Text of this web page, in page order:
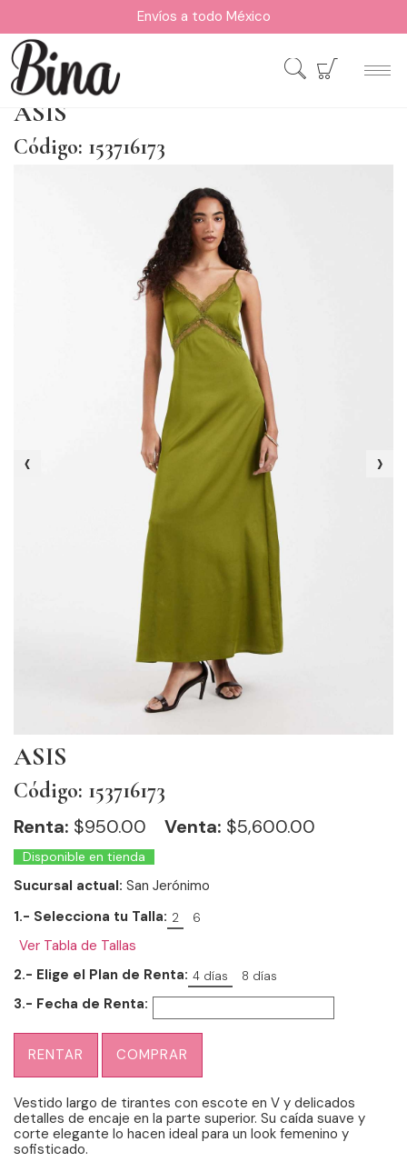
Envíos a todo México
ASIS
Código: 153716173
‹ ›
ASIS
Código: 153716173
Renta: $950.00 Venta: $5,600.00
Disponible en tienda
Sucursal actual: San Jerónimo
1.- Selecciona tu Talla: 2 6
Ver Tabla de Tallas
2.- Elige el Plan de Renta: 4 días 8 días
3.- Fecha de Renta:
RENTAR COMPRAR
Vestido largo de tirantes con escote en V y delicados
detalles de encaje en la parte superior. Su caída suave y
corte elegante lo hacen ideal para un look femenino y
sofisticado.